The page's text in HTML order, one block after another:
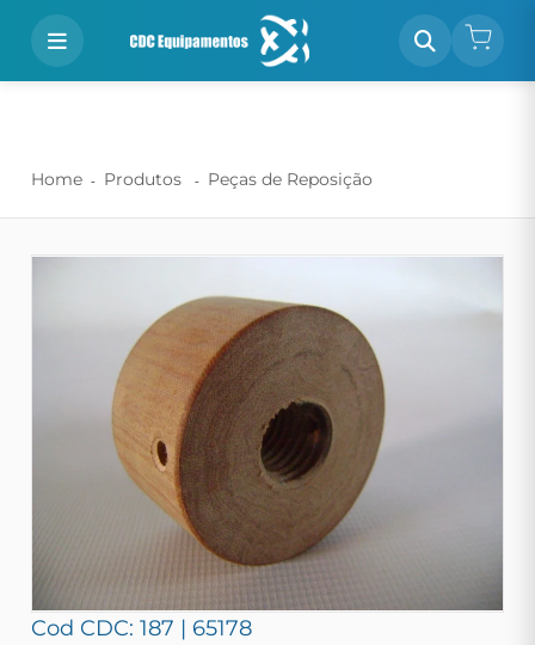
Home Produtos Peças de Reposição
Cod CDC: 187 | 65178